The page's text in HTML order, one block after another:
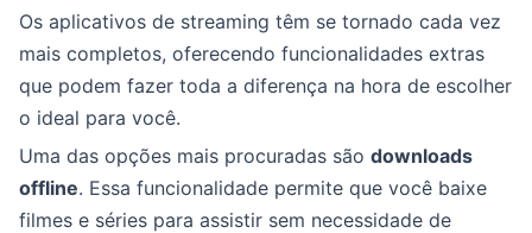
Os aplicativos de streaming têm se tornado cada vez
mais completos, oferecendo funcionalidades extras
que podem fazer toda a diferença na hora de escolher
o ideal para você.
Uma das opções mais procuradas são downloads
offline. Essa funcionalidade permite que você baixe
filmes e séries para assistir sem necessidade de